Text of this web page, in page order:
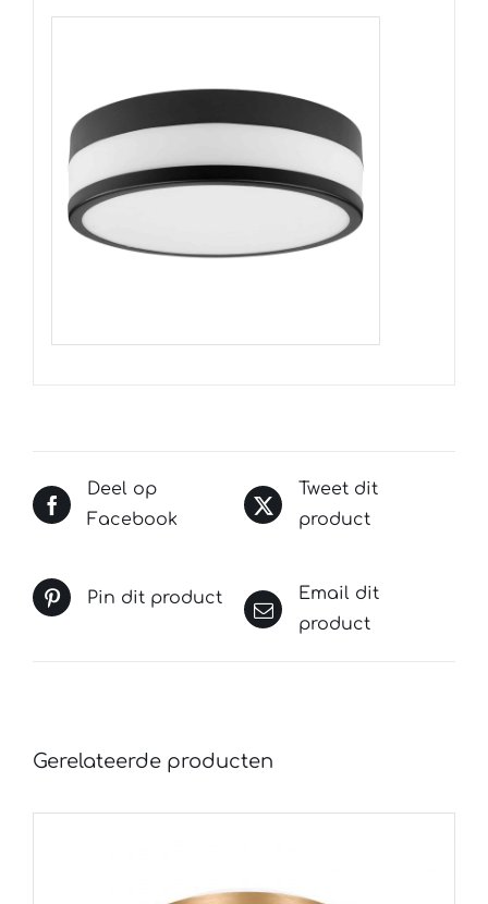
Deel op
Facebook
Tweet dit
product
Pin dit product
Email dit
product
Gerelateerde producten